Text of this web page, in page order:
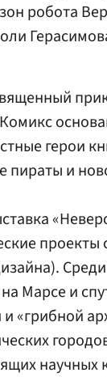
робота
герои
пираты и
Марсе и
«грибной
научных